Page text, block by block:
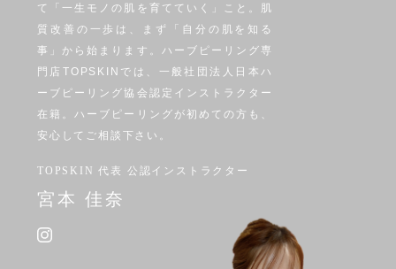
て「一生モノの肌を育てていく」こと。肌
質改善の一歩は、まず「自分の肌を知る
事」から始まります。ハーブピーリング専
門店TOPSKINでは、一般社団法人日本ハ
ーブピーリング協会認定インストラクター
在籍。ハーブピーリングが初めての方も、
安心してご相談下さい。
TOPSKIN 代表 公認インストラクター
宮本 佳奈